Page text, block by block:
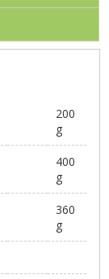
200
g
400
g
360
g